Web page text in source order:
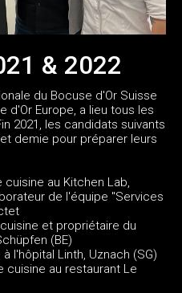
& 2022
du Bocuse d'Or Suisse
d'Or Europe, a lieu tous les
2021, les candidats suivants
demie pour préparer leurs
cuisine au Kitchen Lab,
de l'équipe "Services
et propriétaire du
(BE)
l'hôpital Linth, Uznach (SG)
cuisine au restaurant Le